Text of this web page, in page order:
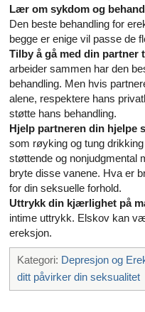
Alle artikler om
Alle artikler om
Alle artikler om
Lær om sykdom og
Den beste behandling for
begge er enige vil passe de
Tilby å gå med din partner
arbeider sammen har den
behandling. Men hvis
alene, respektere hans
støtte hans behandling.
Hjelp partneren din hjelpe
som røyking og tung
støttende og nonjudgmental
bryte disse vanene. Hva er
for din seksuelle forhold.
Uttrykk din kjærlighet på
intime uttrykk. Elskov kan
ereksjon.
Kategori: Depresjon og
ditt påvirker din seksualitet